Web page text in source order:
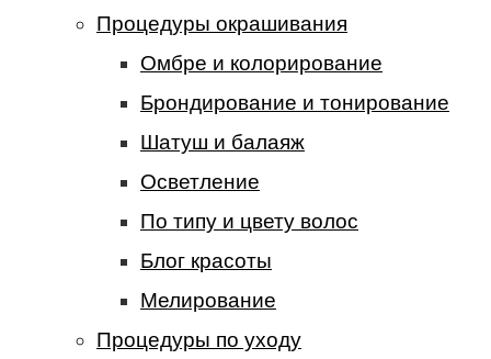
Процедуры окрашивания
Омбре и колорирование
Брондирование и тонирование
Шатуш и балаяж
Осветление
По типу и цвету волос
Блог красоты
Мелирование
Процедуры по уходу